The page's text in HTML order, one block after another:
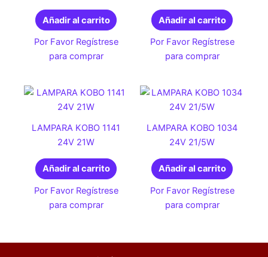
Añadir al carrito
Por Favor Regístrese
para comprar
Añadir al carrito
Por Favor Regístrese
para comprar
LAMPARA KOBO 1141
24V 21W
Añadir al carrito
Por Favor Regístrese
para comprar
LAMPARA KOBO 1034
24V 21/5W
Añadir al carrito
Por Favor Regístrese
para comprar